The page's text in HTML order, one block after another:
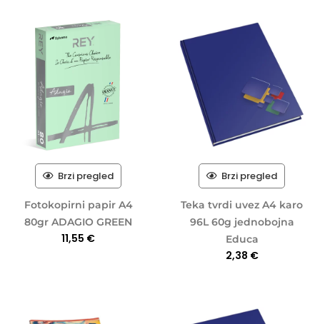
Brzi pregled
Fotokopirni papir A4
80gr ADAGIO GREEN
11,55 €
Brzi pregled
Teka tvrdi uvez A4 karo
96L 60g jednobojna
Educa
2,38 €